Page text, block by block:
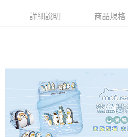
全家★依產品說明
每筆NT$80，滿NT$699(含以上)免運費
詳細說明 商品規格